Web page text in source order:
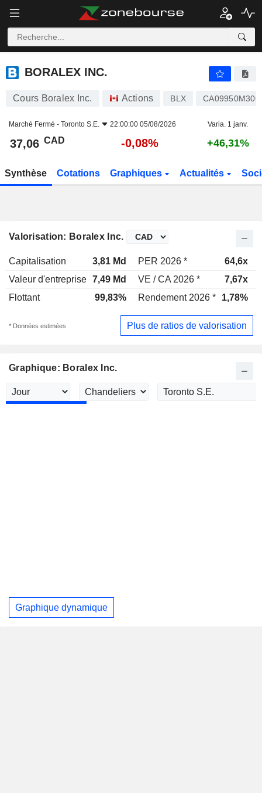
BORALEX INC.
BORALEX INC.
Cours Boralex Inc. Actions BLX
Marché Fermé - Toronto S.E. 22:00:00 05/08/2026 Varia. 1 janv.
37,06 CAD -0,08% +46,31%
Synthèse Cotations Graphiques Actualités
Valorisation: Boralex Inc.
Capitalisation 3,81 Md PER 2026 * 64,6x
Valeur d'entreprise 7,49 Md VE / CA 2026 * 7,67x
Flottant
99,83% Rendement 2026 * 1,78%
* Données estimées Plus de ratios de valorisation
Graphique: Boralex Inc.
Graphique dynamique